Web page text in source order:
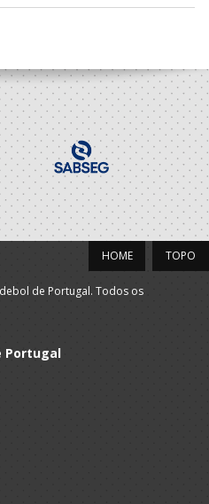
Técnico
TOPO
HOME
de Portugal. Todos os
Portugal